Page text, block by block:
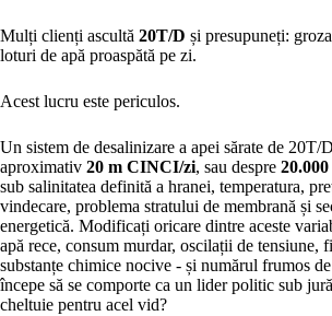
Mulți clienți ascultă 20T/D și presupuneți:
loturi de apă proaspătă pe zi.
Acest lucru este periculos.
Un sistem de desalinizare a apei sărate de 20T/
aproximativ 20 m CINCI/zi, sau despre
sub salinitatea definită a hranei, temperatura,
vindecare, problema stratului de membrană și
energetică. Modificați oricare dintre aceste
apă rece, consum murdar, oscilații de tensiune,
substanțe chimice nocive - și numărul frumos
începe să se comporte ca un lider politic sub
cheltuie pentru acel vid?